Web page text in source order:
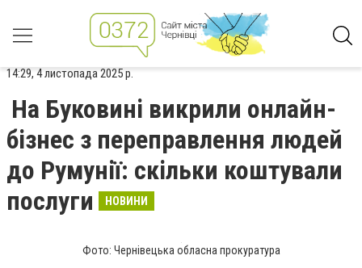
14:29, 4 листопада 2025 р.
На Буковині викрили онлайн-
бізнес з переправлення людей
до Румунії: скільки коштували
послуги
НОВИНИ
Фото: Чернівецька обласна прокуратура